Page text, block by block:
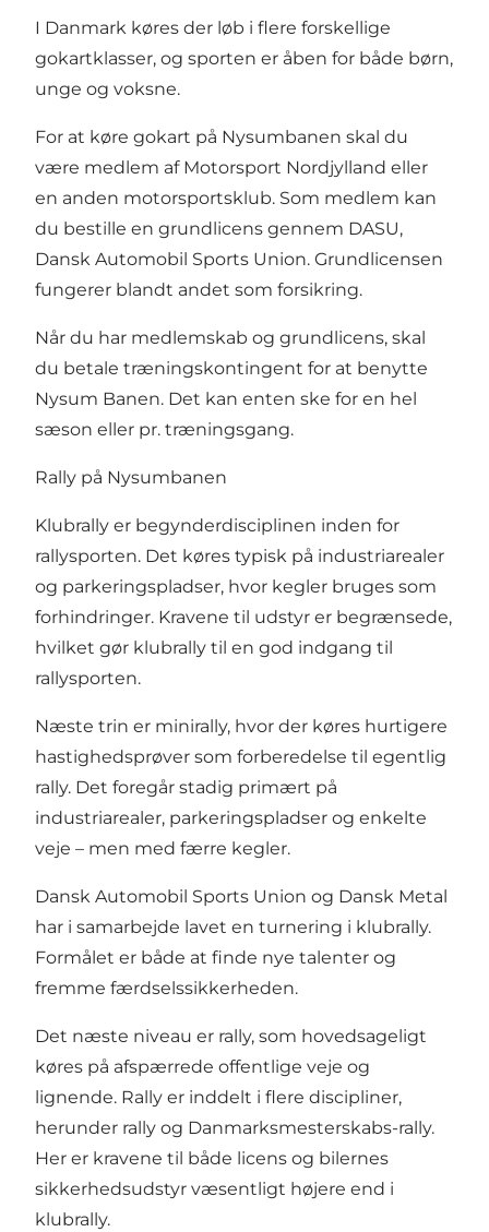
I Danmark køres der løb i flere forskellige
gokartklasser, og sporten er åben for både børn,
unge og voksne.
For at køre gokart på Nysumbanen skal du
være medlem af Motorsport Nordjylland eller
en anden motorsportsklub. Som medlem kan
du bestille en grundlicens gennem DASU,
Dansk Automobil Sports Union. Grundlicensen
fungerer blandt andet som forsikring.
Når du har medlemskab og grundlicens, skal
du betale træningskontingent for at benytte
Nysum Banen. Det kan enten ske for en hel
sæson eller pr. træningsgang.
Rally på Nysumbanen
Klubrally er begynderdisciplinen inden for
rallysporten. Det køres typisk på industriarealer
og parkeringspladser, hvor kegler bruges som
forhindringer. Kravene til udstyr er begrænsede,
hvilket gør klubrally til en god indgang til
rallysporten.
Næste trin er minirally, hvor der køres hurtigere
hastighedsprøver som forberedelse til egentlig
rally. Det foregår stadig primært på
industriarealer, parkeringspladser og enkelte
veje – men med færre kegler.
Dansk Automobil Sports Union og Dansk Metal
har i samarbejde lavet en turnering i klubrally.
Formålet er både at finde nye talenter og
fremme færdselssikkerheden.
Det næste niveau er rally, som hovedsageligt
køres på afspærrede offentlige veje og
lignende. Rally er inddelt i flere discipliner,
herunder rally og Danmarksmesterskabs-rally.
Her er kravene til både licens og bilernes
sikkerhedsudstyr væsentligt højere end i
klubrally.